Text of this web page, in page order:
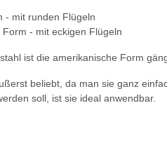
- mit runden Flügeln
- mit eckigen Flügeln
ist die amerikanische Form
beliebt, da man sie ganz
soll, ist sie ideal anwendbar.